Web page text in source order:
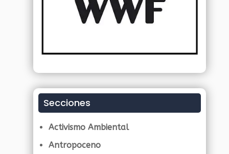
Secciones
Activismo Ambiental
Antropoceno